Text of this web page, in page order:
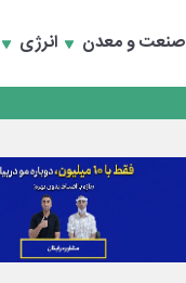
صنعت و معدن انرژی